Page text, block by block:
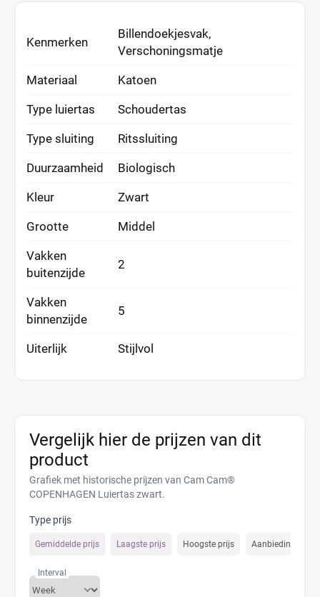
Kenmerken
Billendoekjesvak,
Verschoningsmatje
Materiaal Katoen
Type luiertas Schoudertas
Type sluiting Ritssluiting
Duurzaamheid Biologisch
Kleur Zwart
Grootte Middel
Vakken
buitenzijde
2
Vakken
binnenzijde
5
Uiterlijk Stijlvol
Vergelijk hier de prijzen van dit
product
Grafiek met historische prijzen van Cam Cam®
COPENHAGEN Luiertas zwart.
Type prijs
Gemiddelde prijs Laagste prijs Hoogste prijs Aanbiedings prijs
Interval